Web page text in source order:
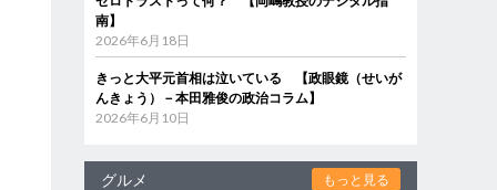
南】
2026年6月18日
きっと大平元首相は泣いている 【政眼鏡（せいが
んきょう）－本田雅俊の政治コラム】
2026年6月10日
グルメ もっと見る